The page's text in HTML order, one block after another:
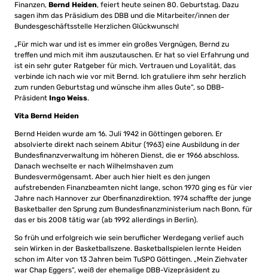
Finanzen, Bernd Heiden, feiert heute seinen 80. Geburtstag. Dazu
sagen ihm das Präsidium des DBB und die Mitarbeiter/innen der
Bundesgeschäftsstelle Herzlichen Glückwunsch!
„Für mich war und ist es immer ein großes Vergnügen, Bernd zu
treffen und mich mit ihm auszutauschen. Er hat so viel Erfahrung und
ist ein sehr guter Ratgeber für mich. Vertrauen und Loyalität, das
verbinde ich nach wie vor mit Bernd. Ich gratuliere ihm sehr herzlich
zum runden Geburtstag und wünsche ihm alles Gute“, so DBB-
Präsident Ingo Weiss.
Vita Bernd Heiden
Bernd Heiden wurde am 16. Juli 1942 in Göttingen geboren. Er
absolvierte direkt nach seinem Abitur (1963) eine Ausbildung in der
Bundesfinanzverwaltung im höheren Dienst, die er 1966 abschloss.
Danach wechselte er nach Wilhelmshaven zum
Bundesvermögensamt. Aber auch hier hielt es den jungen
aufstrebenden Finanzbeamten nicht lange, schon 1970 ging es für vier
Jahre nach Hannover zur Oberfinanzdirektion. 1974 schaffte der junge
Basketballer den Sprung zum Bundesfinanzministerium nach Bonn, für
das er bis 2008 tätig war (ab 1992 allerdings in Berlin).
So früh und erfolgreich wie sein beruflicher Werdegang verlief auch
sein Wirken in der Basketballszene. Basketballspielen lernte Heiden
schon im Alter von 13 Jahren beim TuSPO Göttingen. „Mein Ziehvater
war Chap Eggers“, weiß der ehemalige DBB-Vizepräsident zu